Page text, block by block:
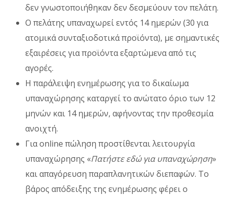
δεν γνωστοποιήθηκαν δεν δεσμεύουν τον πελάτη.
Ο πελάτης υπαναχωρεί εντός 14 ημερών (30 για
ατομικά συνταξιοδοτικά προϊόντα), με σημαντικές
εξαιρέσεις για προϊόντα εξαρτώμενα από τις
αγορές.
Η παράλειψη ενημέρωσης για το δικαίωμα
υπαναχώρησης καταργεί το ανώτατο όριο των 12
μηνών και 14 ημερών, αφήνοντας την προθεσμία
ανοιχτή.
Για online πώληση προστίθενται λειτουργία
υπαναχώρησης «Πατήστε εδώ για υπαναχώρηση»
και απαγόρευση παραπλανητικών διεπαφών. Το
βάρος απόδειξης της ενημέρωσης φέρει ο